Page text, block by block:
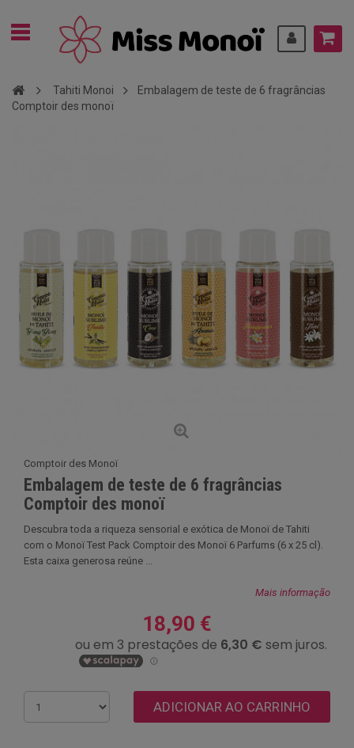
Tahiti Monoi
Embalagem de teste de 6 fragrâncias
Comptoir des monoï
Comptoir des Monoï
Embalagem de teste de 6 fragrâncias
Comptoir des monoï
Descubra toda a riqueza sensorial e exótica de Monoï de Tahiti
com o Monoï Test Pack Comptoir des Monoï 6 Parfums (6 x 25 cl).
Esta caixa generosa reúne ...
Mais informação
18,90 €
ADICIONAR AO CARRINHO